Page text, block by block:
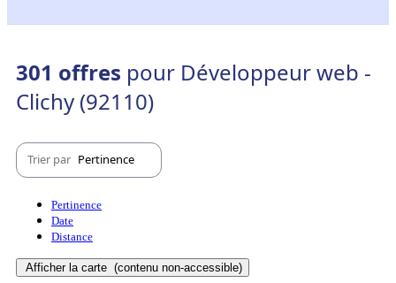
301 offres pour Développeur web -
Clichy (92110)
Trier par Pertinence
Pertinence
Date
Distance
Afficher la carte (contenu non-accessible)